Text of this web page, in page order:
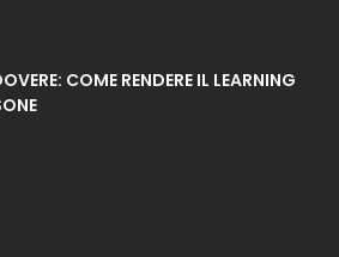
COME RENDERE IL LEARNING